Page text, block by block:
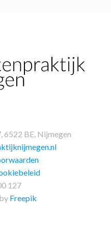
6522 BE, Nijmegen
127
Freepik